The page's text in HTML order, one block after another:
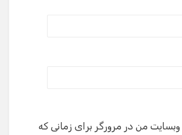
وبسایت من در مرورگر برای زمانی که